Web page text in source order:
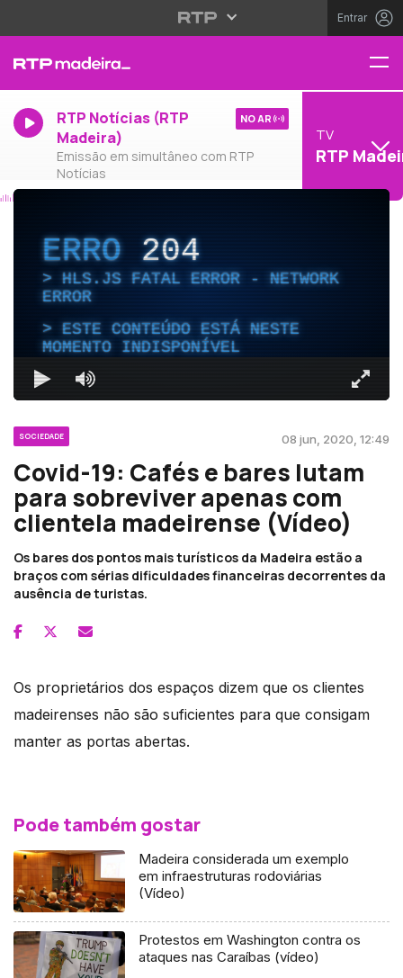
Entrar
RTP Notícias (RTP
Madeira)
Emissão em simultâneo com RTP
Notícias
NO AR
TV
RTP
ERRO204
HLS.JS FATAL ERROR - NETWORK
ERROR
ESTE CONTEÚDO ESTÁ NESTE
MOMENTO INDISPONÍVEL
SOCIEDADE 08 jun, 2020, 12:49
Covid-19: Cafés e bares lutam
para sobreviver apenas com
clientela madeirense (Vídeo)
Os bares dos pontos mais turísticos da Madeira estão a
braços com sérias dificuldades financeiras decorrentes da
ausência de turistas.
Os proprietários dos espaços dizem que os clientes
madeirenses não são suficientes para que consigam
manter as portas abertas.
Pode também gostar
Madeira considerada um exemplo
em infraestruturas rodoviárias
(Vídeo)
Protestos em Washington contra os
ataques nas Caraíbas (vídeo)